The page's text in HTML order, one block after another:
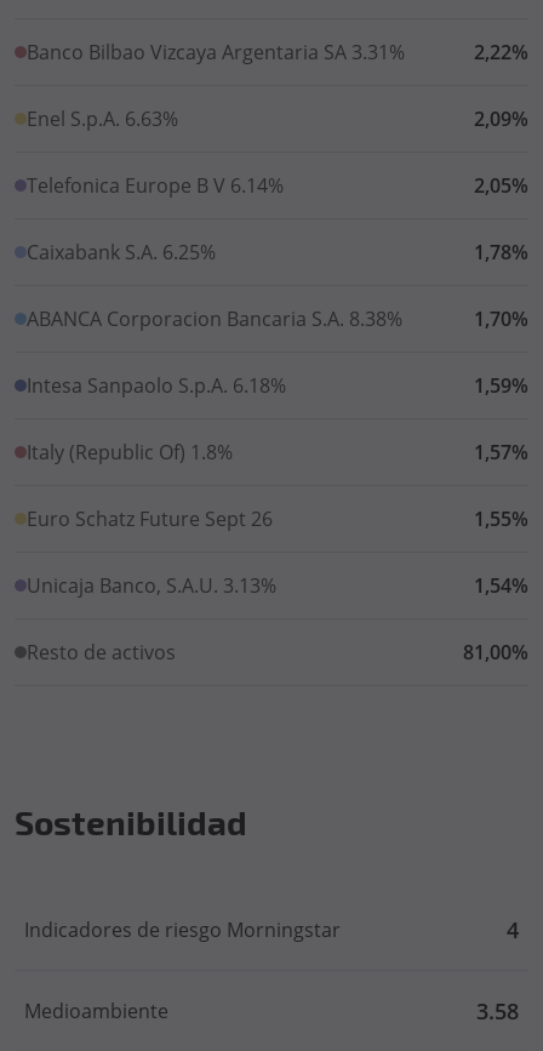
Banco Bilbao Vizcaya Argentaria SA 3.31% 2,22%
Enel S.p.A. 6.63% 2,09%
Telefonica Europe B V 6.14% 2,05%
Caixabank S.A. 6.25% 1,78%
ABANCA Corporacion Bancaria S.A. 8.38% 1,70%
Intesa Sanpaolo S.p.A. 6.18% 1,59%
Italy (Republic Of) 1.8% 1,57%
Euro Schatz Future Sept 26 1,55%
Unicaja Banco, S.A.U. 3.13% 1,54%
Resto de activos 81,00%
Sostenibilidad
Indicadores de riesgo Morningstar 4
Medioambiente 3.58